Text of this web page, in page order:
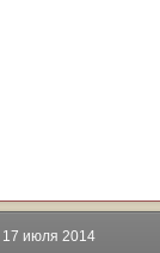
17 июля 2014